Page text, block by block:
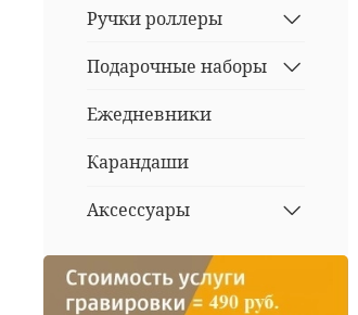
Ручки роллеры
Подарочные наборы
Ежедневники
Карандаши
Аксессуары